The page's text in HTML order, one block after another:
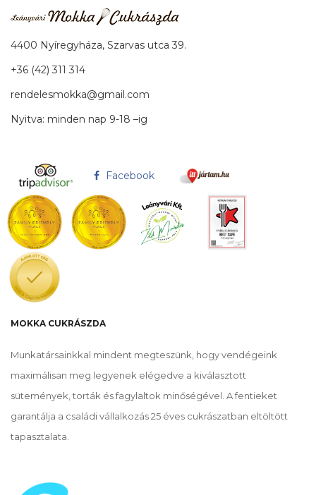
4400 Nyíregyháza, Szarvas utca 39.
+36 (42) 311 314
rendelesmokka@gmail.com
Nyitva: minden nap 9-18 –ig
Facebook
MOKKA CUKRÁSZDA
Munkatársainkkal mindent megteszünk, hogy vendégeink
maximálisan meg legyenek elégedve a kiválasztott
sütemények, torták és fagylaltok minőségével. A fentieket
garantálja a családi vállalkozás 25 éves cukrászatban eltöltött
tapasztalata.